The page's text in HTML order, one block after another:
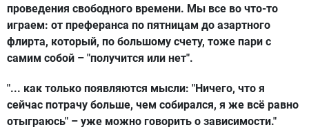
проведения свободного времени. Мы все во что-то
играем: от преферанса по пятницам до азартного
флирта, который, по большому счету, тоже пари с
самим собой – "получится или нет".
"... как только появляются мысли: "Ничего, что я
сейчас потрачу больше, чем собирался, я же всё равно
отыграюсь" – уже можно говорить о зависимости."